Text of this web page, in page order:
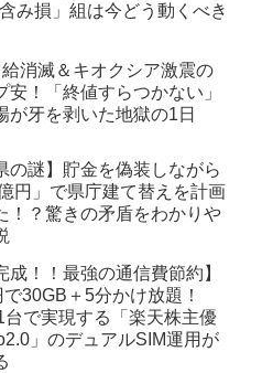
み損」組は今どう動くべき
消滅＆キオクシア激震の
安！「終値すらつかない」
が牙を剥いた地獄の1日
の謎】貯金を偽装しながら
億円」で県庁建て替えを計画
！？驚きの矛盾をわかりや
成！！最強の通信費節約】
で30GB＋5分かけ放題！
台で実現する「楽天株主優
」のデュアルSIM運用が